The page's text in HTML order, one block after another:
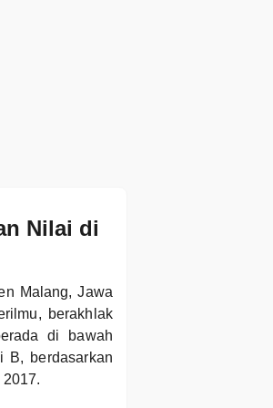
Nilai di
Malang, Jawa
berakhlak
di bawah
B, berdasarkan